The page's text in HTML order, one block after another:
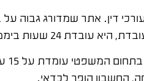
דין. אתר שמדורג גבוה על